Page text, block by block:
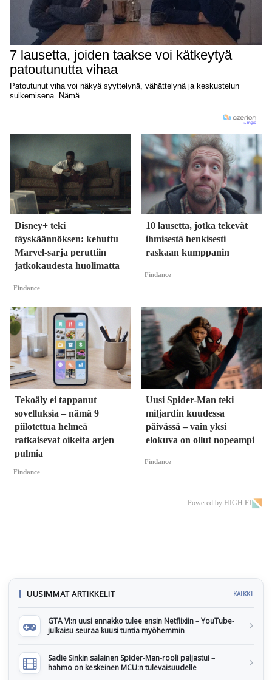
Disney+ teki
täyskäännöksen: kehuttu
Marvel-sarja peruttiin
jatkokaudesta huolimatta
Findance
10 lausetta, jotka tekevät
ihmisestä henkisesti
raskaan kumppanin
Findance
Tekoäly ei tappanut
sovelluksia – nämä 9
piilotettua helmeä
ratkaisevat oikeita arjen
pulmia
Findance
Uusi Spider-Man teki
miljardin kuudessa
päivässä – vain yksi
elokuva on ollut nopeampi
Findance
Powered by HIGH.FI
UUSIMMAT ARTIKKELIT KAIKKI
GTA VI:n uusi ennakko tulee ensin Netflixiin – YouTube-
julkaisu seuraa kuusi tuntia myöhemmin
Sadie Sinkin salainen Spider-Man-rooli paljastui –
hahmo on keskeinen MCU:n tulevaisuudelle